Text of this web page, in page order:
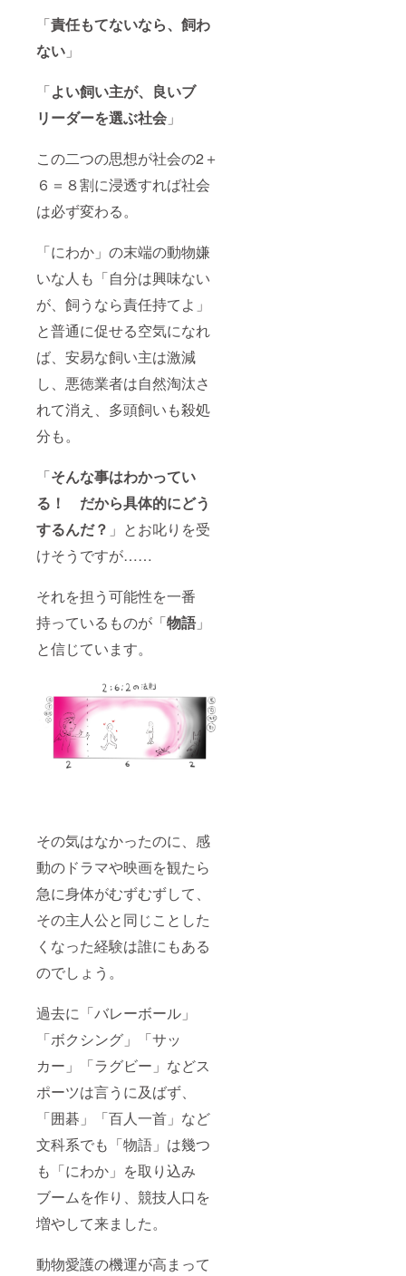
「責任もてないなら、飼わ
ない 」
「よい飼い主が、 良いブ
リーダーを選ぶ社会 」
この二つの思想が社会の2＋
６＝８割に浸透すれば社会
は必ず変わる。
「にわか」の末端の動物嫌
いな人も「自分は興味ない
が、飼うなら責任持てよ」
と普通に促せる空気になれ
ば、安易な飼い主は激減
し、悪徳業者は自然淘汰さ
れて消え、多頭飼いも殺処
分も。
「そんな事はわかってい
る！ だから具体的にどう
するんだ？ 」とお叱りを受
けそうですが……
それを担う可能性を一番
持っているものが「物語」
と信じています。
その気はなかったのに、感
動のドラマや映画を観たら
急に身体がむずむずして、
その主人公と同じことした
くなった経験は誰にもある
のでしょう。
過去に「バレーボール」
「ボクシング」「サッ
カー」「ラグビー」などス
ポーツは言うに及ばず、
「囲碁」「百人一首」など
文科系でも「物語」は幾つ
も「にわか」を取り込み
ブームを作り、競技人口を
増やして来ました。
動物愛護の機運が高まって